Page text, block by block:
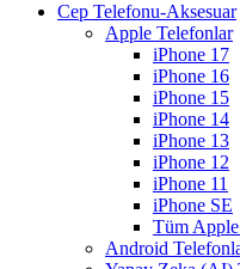
Cep Telefonu-Aksesuar
Apple Telefonlar
iPhone 17
iPhone 16
iPhone 15
iPhone 14
iPhone 13
iPhone 12
iPhone 11
iPhone SE
Tüm
Android